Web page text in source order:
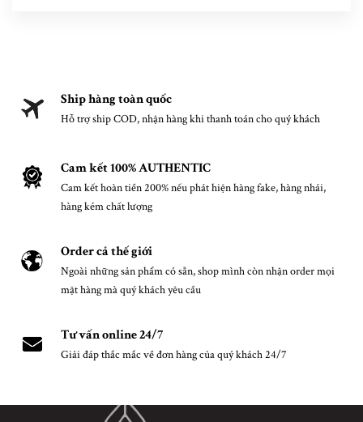
Ship hàng toàn quốc
Hỗ trợ ship COD, nhận hàng khi thanh toán cho quý khách
Cam kết 100% AUTHENTIC
Cam kết hoàn tiền 200% nếu phát hiện hàng fake, hàng nhái,
hàng kém chất lượng
Order cả thế giới
Ngoài những sản phẩm có sẵn, shop mình còn nhận order mọi
mặt hàng mà quý khách yêu cầu
Tư vấn online 24/7
Giải đáp thắc mắc về đơn hàng của quý khách 24/7